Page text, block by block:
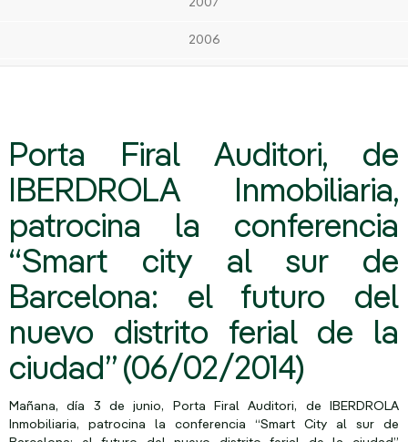
2006
Porta Firal Auditori, de
IBERDROLA Inmobiliaria,
patrocina la conferencia
“Smart city al sur de
Barcelona: el futuro del
nuevo distrito ferial de la
ciudad” (06/02/2014)
Mañana, día 3 de junio, Porta Firal Auditori, de IBERDROLA
Inmobiliaria, patrocina la conferencia “Smart City al sur de